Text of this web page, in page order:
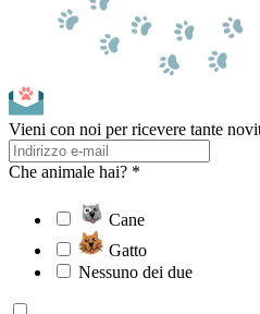
Vieni con noi per ricevere tante
Che animale hai? *
Cane
Gatto
Nessuno dei due